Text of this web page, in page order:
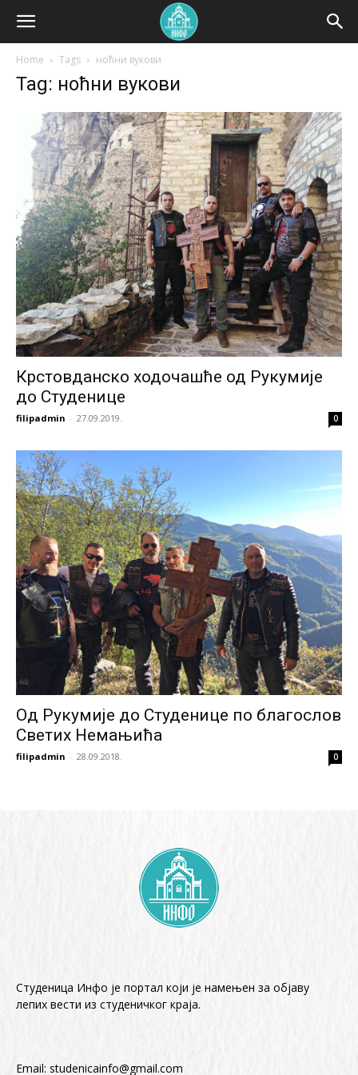
Home Tags ноћни вукови
Tag: ноћни вукови
Крстовданско ходочашће од Рукумије
до Студенице
filipadmin - 27.09.2019. 0
Од Рукумије до Студенице по благослов
Светих Немањића
filipadmin - 28.09.2018. 0
Студеница Инфо је портал који је намењен за објaву
лепих вести из студеничког краја.
Email: studenicainfo@gmail.com